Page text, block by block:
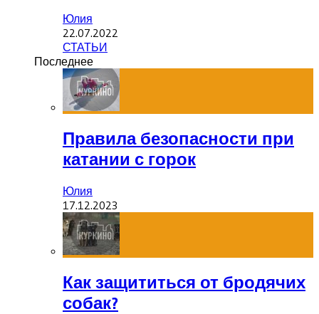
Юлия
22.07.2022
СТАТЬИ
Последнее
Правила безопасности при
катании с горок
Юлия
17.12.2023
Как защититься от бродячих
собак?